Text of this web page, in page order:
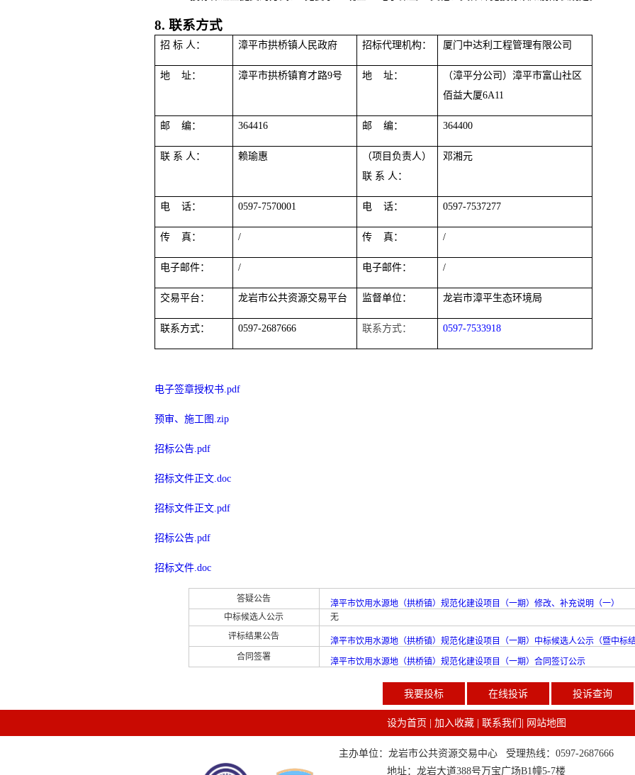
8. 联系方式
招 标 人： 漳平市拱桥镇人民政府 招标代理机构： 厦门中达利工程管理有限公司
地 址： 漳平市拱桥镇育才路9号 地 址： （漳平分公司 ） 漳平市富山社区
佰益大厦6A11
邮 编： 364416 邮 编： 364400
联 系 人： 赖瑜惠
（项目负责人）
联 系 人：
邓湘元
电 话： 0597-7570001 电 话： 0597-7537277
传 真： / 传 真： /
电子邮件： / 电子邮件： /
交易平台： 龙岩市公共资源交易平台 监督单位： 龙岩市漳平生态环境局
联系方式： 0597-2687666 联系方式： 0597-7533918
电子签章授权书.pdf
预审、施工图.zip
招标公告.pdf
招标文件正文.doc
招标文件正文.pdf
招标公告.pdf
招标文件.doc
答疑公告 漳平市饮用水源地（拱桥镇）规范化建设项目（一期）修改、补充说明（一）
中标候选人公示
无
评标结果公告
漳平市饮用水源地（拱桥镇）规范化建设项目（一期）中标候选人公示（暨中标结
合同签署
漳平市饮用水源地（拱桥镇）规范化建设项目（一期）合同签订公示
我要投标 在线投诉 投诉查询
设为首页 加入收藏| 联系我们 网站地图
主办单位：龙岩市公共资源交易中心 受理热线：0597-2687666
地址：龙岩大道388号万宝广场B1幢5-7楼